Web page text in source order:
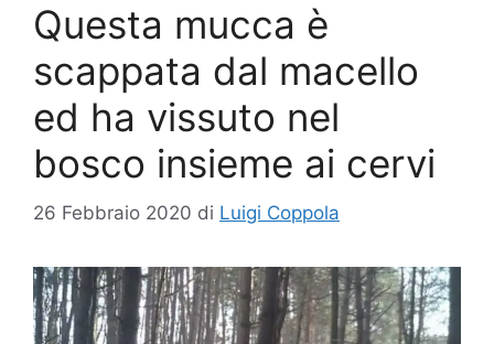
Questa mucca è
scappata dal macello
ed ha vissuto nel
bosco insieme ai cervi
26 Febbraio 2020 di Luigi Coppola